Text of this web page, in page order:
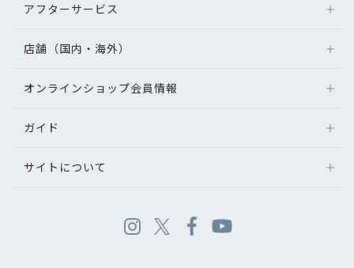
アフターサービス
店舗（国内・海外）
オンラインショップ会員情報
ガイド
サイトについて